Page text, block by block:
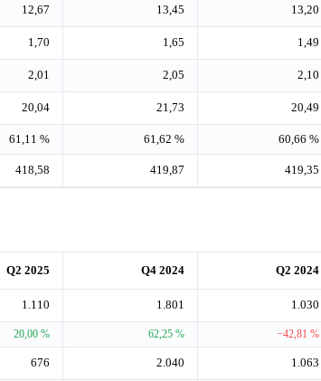
12,67 13,45 13,20
1,70 1,65 1,49
2,01 2,05 2,10
20,04 21,73 20,49
61,11 % 61,62 % 60,66 %
418,58 419,87 419,35
Q2 2025 Q4 2024 Q2 2024
1.110 1.801 1.030
20,00 % 62,25 % −42,81 %
676 2.040 1.063